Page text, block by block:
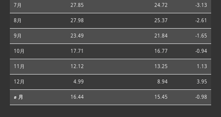
7月 27.85 24.72 -3.13
8月 27.98 25.37 -2.61
9月 23.49 21.84 -1.65
10月 17.71 16.77 -0.94
11月 12.12 13.25 1.13
12月 4.99 8.94 3.95
⌀ 月 16.44 15.45 -0.98